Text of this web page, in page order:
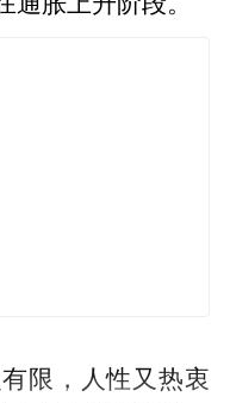
限，人性又热衷